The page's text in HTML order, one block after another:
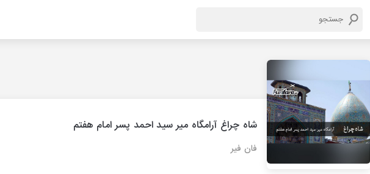
شاه چراغ آرامگاه میر سید احمد پسر امام هفتم
فان فیر